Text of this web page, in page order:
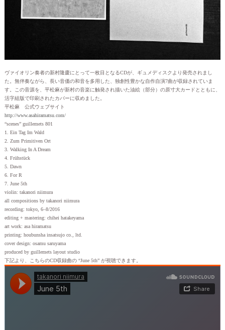
ヴァイオリン奏者の新村隆慶にとって一枚目となるCDが、ギュメディスクより発売されまし
た。無伴奏ながら、長い音価の和音を多用した、独創性豊かな自作自演7曲が収録されていま
す。この音源を、平松麻が新村の音楽に触発され描いた油絵（部分）の原寸大カードとともに、
活字組版で印刷されたカバーに収めました。
平松麻 公式ウェブサイト
http://www.asahiramatsu.com/
“scenes” guillemets 801
1. Ein Tag Im Wald
2. Zum Primitiven Ort
3. Walking In A Dream
4. Frühstück
5. Dawn
6. For R
7. June 5th
violin: takanori niimura
all compositions by takanori niimura
recording: tokyo, 6–8/2016
editing + mastering: chihei hatakeyama
art work: asa hiramatsu
printing: houbunsha insatsujo co., ltd.
cover design: osamu saruyama
produced by guillemets layout studio
下記より、こちらのCD収録曲の “June 5th” が視聴できます。